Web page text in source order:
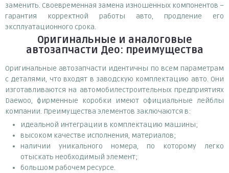
заменить. Своевременная замена изношенных компонентов –
гарантия корректной работы авто, продление его
эксплуатационного срока.
Оригинальные и аналоговые
автозапчасти Део: преимущества
Оригинальные автозапчасти идентичны по всем параметрам
с деталями, что входят в заводскую комплектацию авто. Они
изготавливаются на автомобилестроительных предприятиях
Daewoo, фирменные коробки имеют официальные лейблы
компании. Преимущества элементов заключаются в:
идеальной интеграции в комплектацию машины;
высоком качестве исполнения, материалов;
наличии уникального номера, по которому легко
отыскать необходимый элемент;
большом рабочем ресурсе.